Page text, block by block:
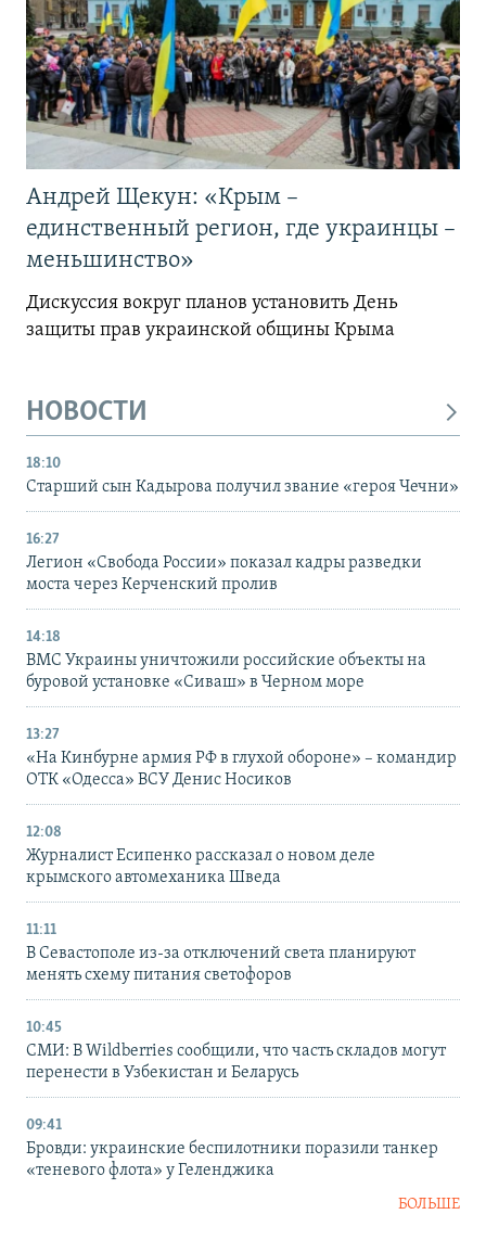
Андрей Щекун: «Крым –
единственный регион, где украинцы –
меньшинство»
Дискуссия вокруг планов установить День
защиты прав украинской общины Крыма
НОВОСТИ
18:10
Старший сын Кадырова получил звание «героя Чечни»
16:27
Легион «Свобода России» показал кадры разведки
моста через Керченский пролив
14:18
ВМС Украины уничтожили российские объекты на
буровой установке «Сиваш» в Черном море
13:27
«На Кинбурне армия РФ в глухой обороне» – командир
ОТК «Одесса» ВСУ Денис Носиков
12:08
Журналист Есипенко рассказал о новом деле
крымского автомеханика Шведа
11:11
В Севастополе из-за отключений света планируют
менять схему питания светофоров
10:45
СМИ: В Wildberries сообщили, что часть складов могут
перенести в Узбекистан и Беларусь
09:41
Бровди: украинские беспилотники поразили танкер
«теневого флота» у Геленджика
БОЛЬШЕ